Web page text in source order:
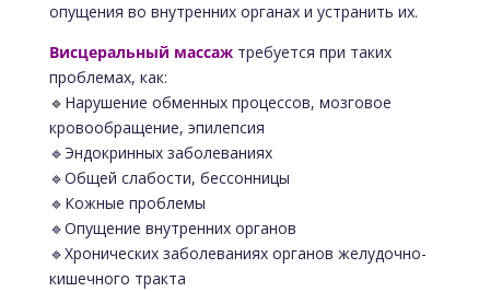
опущения во внутренних органах и устранить их.
Висцеральный массажтребуется при таких
проблемах, как:
🔹Нарушение обменных процессов, мозговое
кровообращение, эпилепсия
🔹Эндокринных заболеваниях
🔹Общей слабости, бессонницы
🔹Кожные проблемы
🔹Опущение внутренних органов
🔹Хронических заболеваниях органов желудочно-
кишечного тракта